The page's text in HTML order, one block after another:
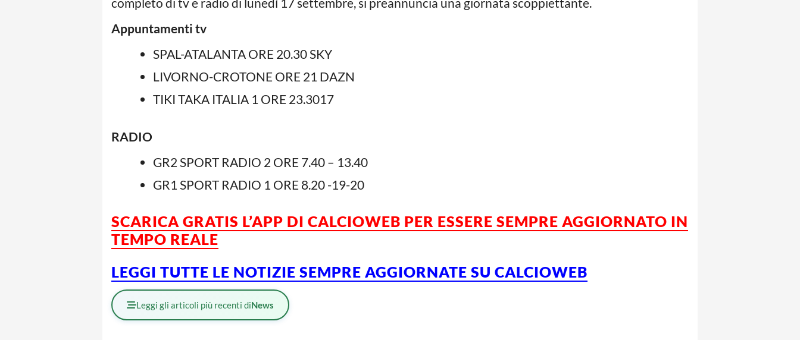
Appuntamenti tv
SPAL-ATALANTA ORE 20.30 SKY
LIVORNO-CROTONE ORE 21 DAZN
TIKI TAKA ITALIA 1 ORE 23.3017
RADIO
GR2 SPORT RADIO 2 ORE 7.40 – 13.40
GR1 SPORT RADIO 1 ORE 8.20 -19-20
SCARICA GRATIS L’APP DI CALCIOWEB PER ESSERE SEMPRE AGGIORNATO IN
TEMPO REALE
LEGGI TUTTE LE NOTIZIE SEMPRE AGGIORNATE SU CALCIOWEB
Leggi gli articoli più recenti diNews